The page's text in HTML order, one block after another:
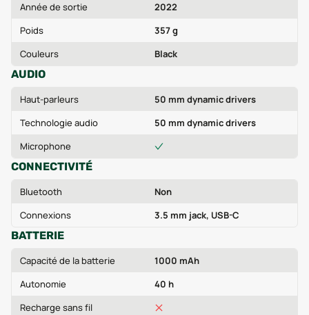
Année de sortie
2022
Poids
357 g
Couleurs
Black
AUDIO
Haut-parleurs
50 mm dynamic drivers
Technologie audio
50 mm dynamic drivers
Microphone
CONNECTIVITÉ
Bluetooth
Non
Connexions
3.5 mm jack, USB-C
BATTERIE
Capacité de la batterie
1000 mAh
Autonomie
40 h
Recharge sans fil